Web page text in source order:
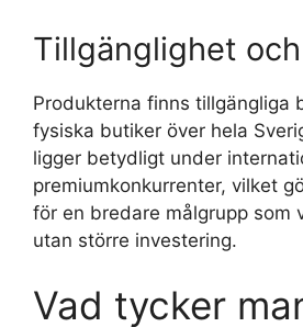
Tillgänglighet
Produkterna finns tillgängliga
fysiska butiker över hela
ligger betydligt under
premiumkonkurrenter, vilket
för en bredare målgrupp som
utan större investering.
Vad tycker